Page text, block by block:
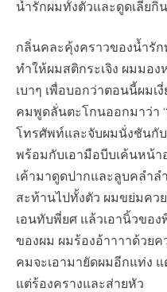
น้ำรักผมทั้งตัวและดูดเลียกิ
กลิ่นคละคุ้งคราวของน้ำรั
ทำให้ผมสติกระเจิง ผมมอ
เบาๆ เพื่อบอกว่าตอนนี้ผมเ
คมพูดลั่นตะโกนออกมาว่า
โทรศัพท์และจับผมนั่งชันกั
พร้อมกับเอามือบีบเค้นหน้า
เค้ามาดูดปากและลูบคลำล
สะท้านไปทั้งตัว ผมขย่มค
เอนทับพี่ยศ แล้วเอานิ้วของ
ของผม ผมร้องอ้าาาาด้วย
คมจะเอามายัดผมอีกแท่ง
แต่ร้องครางและส่ายหัว